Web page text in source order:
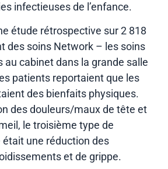
infectieuses de l’enfance.
étude rétrospective sur 2 818
des soins Network – les soins
au cabinet dans la grande salle
patients reportaient que les
des bienfaits physiques.
des douleurs/maux de tête et
le troisième type de
une réduction des
et de grippe.